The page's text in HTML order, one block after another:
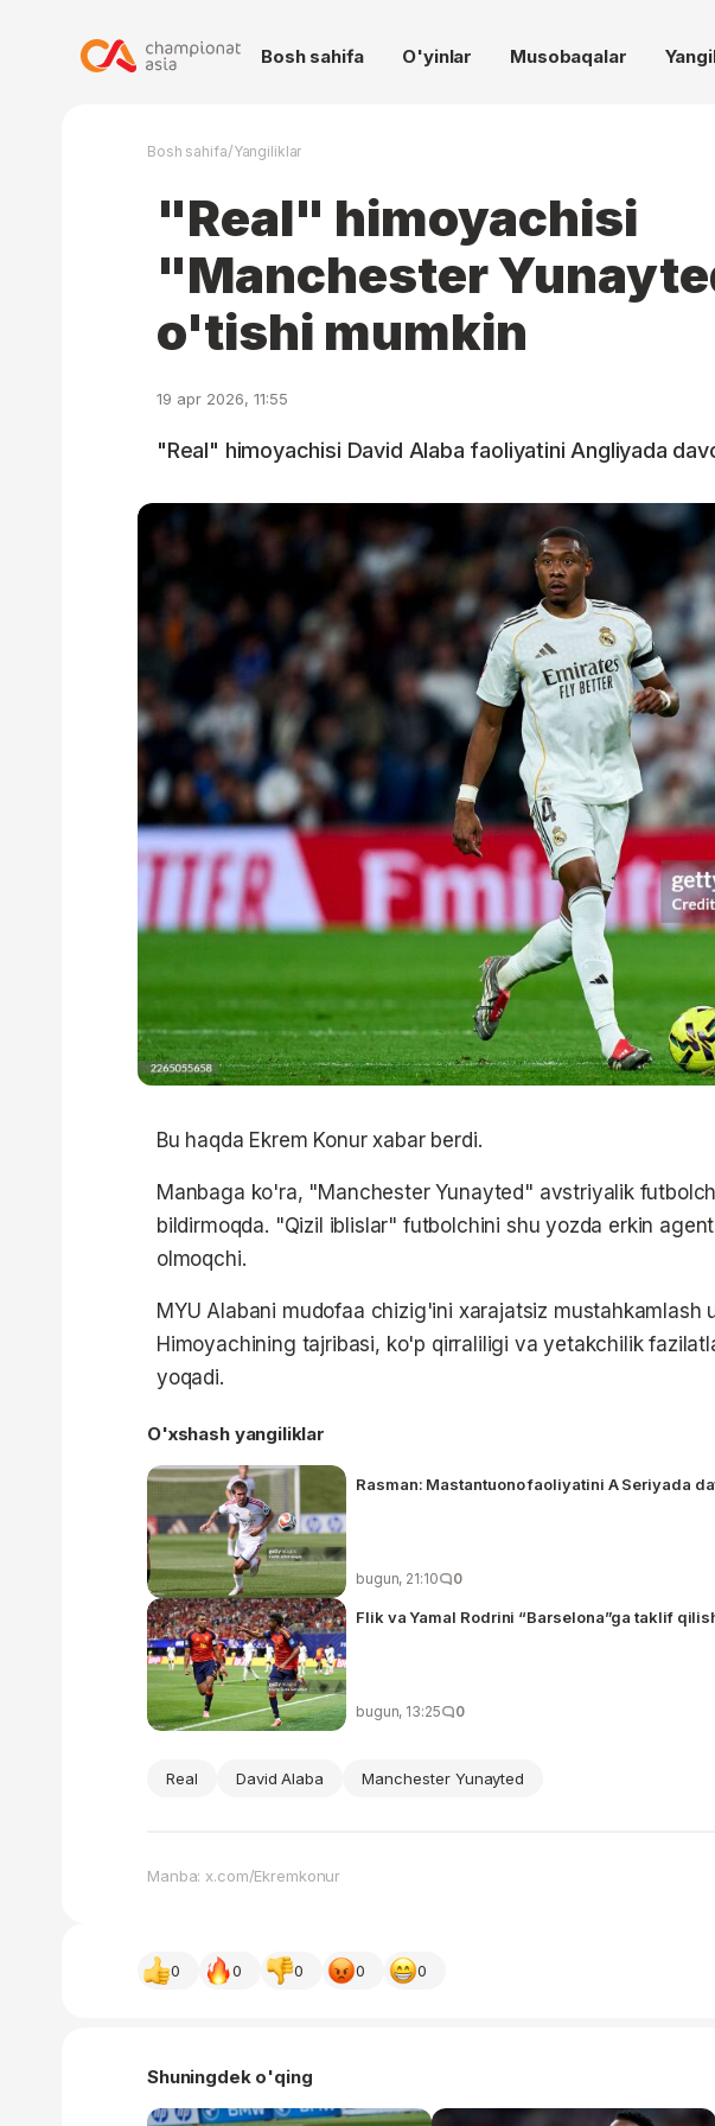
Bosh sahifa O'yinlar Musobaqalar
Bosh sahifa/Yangiliklar
"Real" himoyachisi
"Manchester
o'tishi mumkin
19 apr 2026, 11:55
"Real" himoyachisi David Alaba faoliyatini Angliyada
Bu haqda Ekrem Konur xabar berdi.
Manbaga ko'ra, "Manchester Yunayted" avstriyalik
bildirmoqda. "Qizil iblislar" futbolchini shu yozda erkin
olmoqchi.
MYU Alabani mudofaa chizig'ini xarajatsiz mustahkamlash
Himoyachining tajribasi, ko'p qirraliligi va yetakchilik
yoqadi.
O'xshash yangiliklar
Rasman: Mastantuono faoliyatini A Seriyada
bugun, 21:10 0
Flik va Yamal Rodrini “Barselona”ga taklif
bugun, 13:25 0
Real David Alaba Manchester Yunayted
Manba: x.com/Ekremkonur
0 0 0 0 0
Shuningdek o'qing